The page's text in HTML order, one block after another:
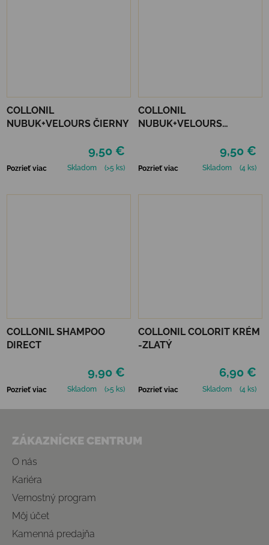
COLLONIL
NUBUK+VELOURS ČIERNY
9,50 €
Pozrieť viac Skladom (>5 ks)
COLLONIL
NUBUK+VELOURS
9,50 €
Pozrieť viac Skladom (4 ks)
COLLONIL SHAMPOO
DIRECT
9,90 €
Pozrieť viac Skladom (>5 ks)
COLLONIL COLORIT KRÉM
-ZLATÝ
6,90 €
Pozrieť viac Skladom (4 ks)
ZÁKAZNÍCKE CENTRUM
O nás
Kariéra
Vernostný program
Môj účet
Kamenná predajňa